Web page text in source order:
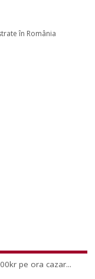
în România
pe ora cazar...